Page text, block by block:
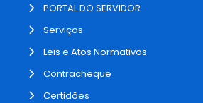
PORTAL DO SERVIDOR
Serviços
Leis e Atos Normativos
Contracheque
Certidões